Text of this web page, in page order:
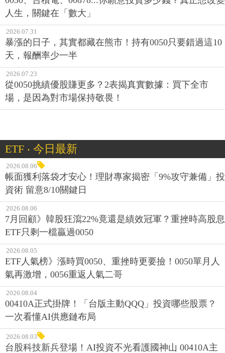
人生，關鍵在「數大」
2026.07.31
暴漲的日子，其實都藏在熊市！持有0050只要錯過這10
天，報酬率少一半
2026.07.23
從0050挑績優股賺更多？2表揭真實數據：買下全市
場，是因為對市場保持敬畏！
ETF ‧ 今日最新
2026.08.06
帳面獲利落袋才安心！理財專家揭密「9%攻守兼備」投
資術 留意8/10關鍵日
2026.08.06
7月回顧》韓股狂瀉22%竟還是績效冠軍？重挫時高股息
ETF只剩一檔贏過0050
2026.08.05
ETF人氣榜》漲時買0050、重挫時更要撿！0050單月人
氣再激增，0056重返人氣二哥
2026.08.04
00410A正式掛牌！「台版主動QQQ」投資哪些股票？
一次看懂AI供應鏈布局
2026.08.03
台股科技新兵登場！AI投資不光看護國神山 00410A主